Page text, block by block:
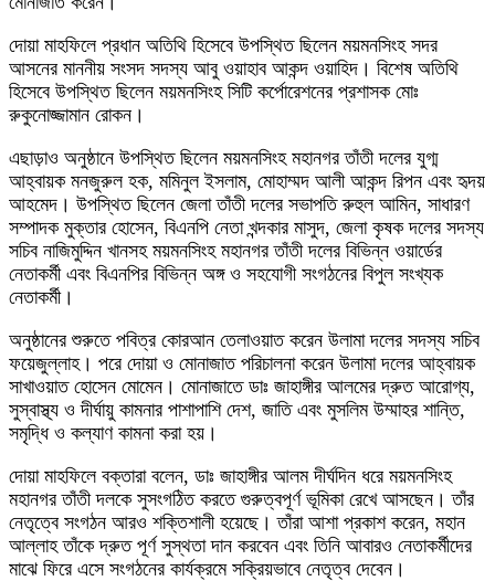
দোয়া মাহফিলে প্রধান অতিথি হিসেবে উপস্থিত ছিলেন ময়মনসিংহ সদর
আসনের মাননীয় সংসদ সদস্য আবু ওয়াহাব আকন্দ ওয়াহিদ। বিশেষ অতিথি
হিসেবে উপস্থিত ছিলেন ময়মনসিংহ সিটি কর্পোরেশনের প্রশাসক মোঃ
রুকুনোজ্জামান রোকন।
এছাড়াও অনুষ্ঠানে উপস্থিত ছিলেন ময়মনসিংহ মহানগর তাঁতী দলের যুগ্ম
আহ্বায়ক মনজুরুল হক, মমিনুল ইসলাম, মোহাম্মদ আলী আকন্দ রিপন এবং হৃদয়
আহমেদ। উপস্থিত ছিলেন জেলা তাঁতী দলের সভাপতি রুহুল আমিন, সাধারণ
সম্পাদক মুক্তার হোসেন, বিএনপি নেতা খন্দকার মাসুদ, জেলা কৃষক দলের সদস্য
সচিব নাজিমুদ্দিন খানসহ ময়মনসিংহ মহানগর তাঁতী দলের বিভিন্ন ওয়ার্ডের
নেতাকর্মী এবং বিএনপির বিভিন্ন অঙ্গ ও সহযোগী সংগঠনের বিপুল সংখ্যক
নেতাকর্মী।
অনুষ্ঠানের শুরুতে পবিত্র কোরআন তেলাওয়াত করেন উলামা দলের সদস্য সচিব
ফয়েজুল্লাহ। পরে দোয়া ও মোনাজাত পরিচালনা করেন উলামা দলের আহ্বায়ক
সাখাওয়াত হোসেন মোমেন। মোনাজাতে ডাঃ জাহাঙ্গীর আলমের দ্রুত আরোগ্য,
সুস্বাস্থ্য ও দীর্ঘায়ু কামনার পাশাপাশি দেশ, জাতি এবং মুসলিম উম্মাহর শান্তি,
সমৃদ্ধি ও কল্যাণ কামনা করা হয়।
দোয়া মাহফিলে বক্তারা বলেন, ডাঃ জাহাঙ্গীর আলম দীর্ঘদিন ধরে ময়মনসিংহ
মহানগর তাঁতী দলকে সুসংগঠিত করতে গুরুত্বপূর্ণ ভূমিকা রেখে আসছেন। তাঁর
নেতৃত্বে সংগঠন আরও শক্তিশালী হয়েছে। তাঁরা আশা প্রকাশ করেন, মহান
আল্লাহ তাঁকে দ্রুত পূর্ণ সুস্থতা দান করবেন এবং তিনি আবারও নেতাকর্মীদের
মাঝে ফিরে এসে সংগঠনের কার্যক্রমে সক্রিয়ভাবে নেতৃত্ব দেবেন।